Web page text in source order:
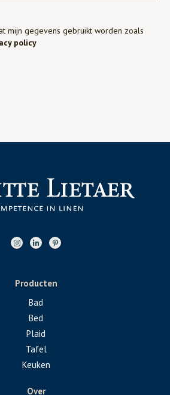
mijn gegevens gebruikt worden zoals
policy
Producten
Bad
Bed
Plaid
Tafel
Keuken
Over